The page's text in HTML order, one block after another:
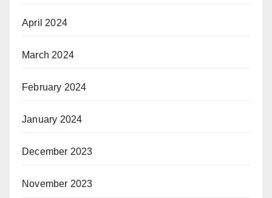
April 2024
March 2024
February 2024
January 2024
December 2023
November 2023